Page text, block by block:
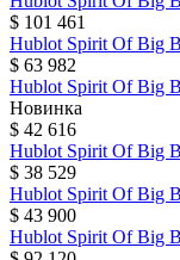
$ 101 461
Hublot Spirit Of Big
$ 63 982
Hublot Spirit Of Big
Новинка
$ 42 616
Hublot Spirit Of Big
$ 38 529
Hublot Spirit Of Big
$ 43 900
Hublot Spirit Of Big